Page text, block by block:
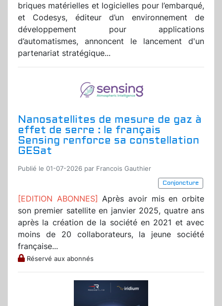
briques matérielles et logicielles pour l’embarqué,
et Codesys, éditeur d’un environnement de
développement pour applications
d’automatismes, annoncent le lancement d'un
partenariat stratégique...
Nanosatellites de mesure de gaz à
effet de serre : le français
Sensing renforce sa constellation
GESat
Publié le 01-07-2026 par Francois Gauthier
Conjoncture
[EDITION ABONNES]Après avoir mis en orbite
son premier satellite en janvier 2025, quatre ans
après la création de la société en 2021 et avec
moins de 20 collaborateurs, la jeune société
française...
Réservé aux abonnés